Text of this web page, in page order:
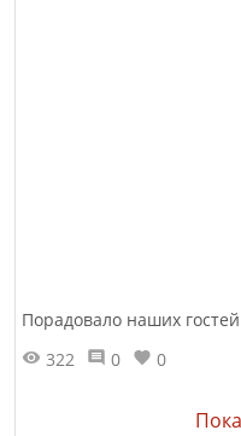
Порадовало наших
322
0 0